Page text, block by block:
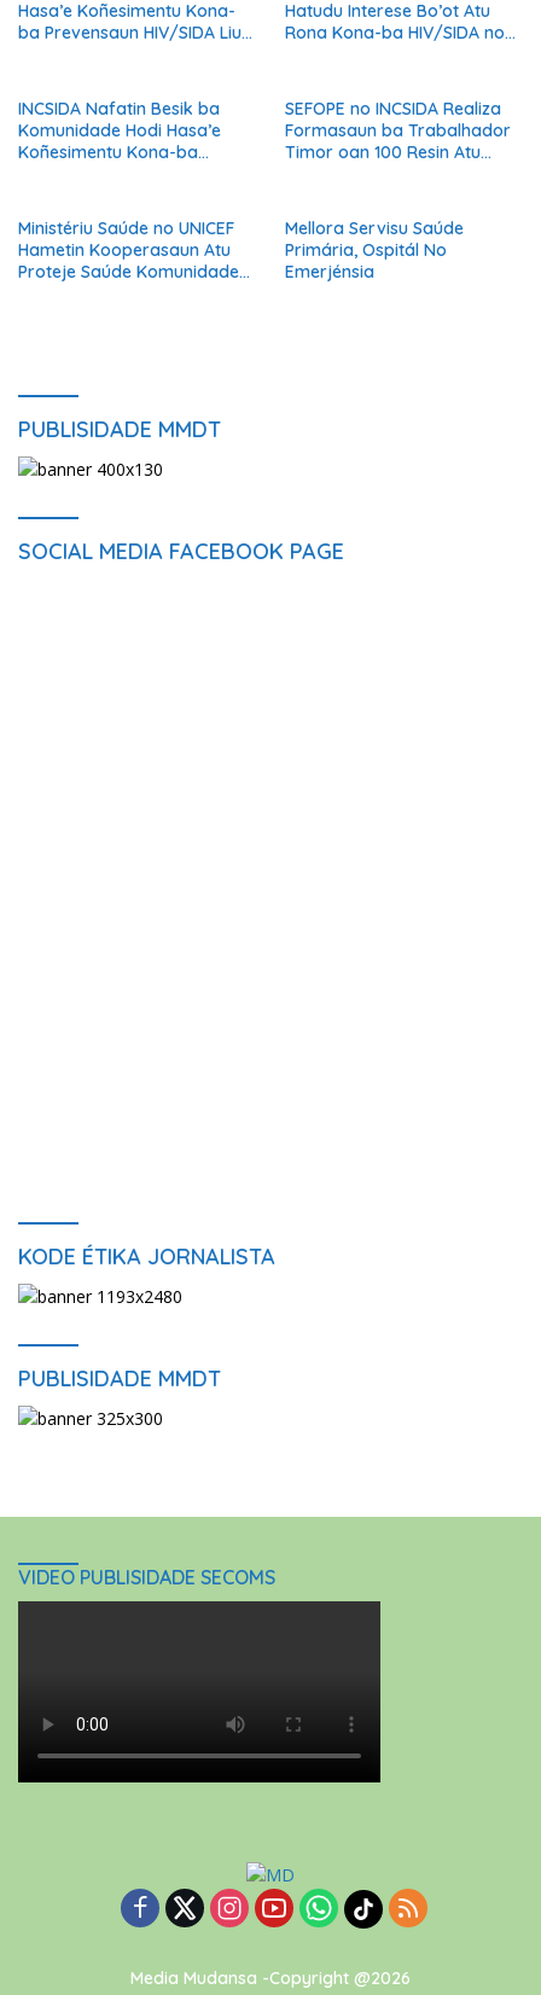
Hasa’e Koñesimentu Kona-
ba Prevensaun HIV/SIDA Liu
Hatudu Interese Bo’ot Atu
Rona Kona-ba HIV/SIDA no
INCSIDA Nafatin Besik ba
Komunidade Hodi Hasa’e
Koñesimentu Kona-ba
SEFOPE no INCSIDA Realiza
Formasaun ba Trabalhador
Timor oan 100 Resin Atu
Ministériu Saúde no UNICEF
Hametin Kooperasaun Atu
Proteje Saúde Komunidade
Mellora Servisu Saúde
Primária, Ospitál No
Emerjénsia
PUBLISIDADE MMDT
SOCIAL MEDIA FACEBOOK PAGE
KODE ÉTIKA JORNALISTA
PUBLISIDADE MMDT
VIDEO PUBLISIDADE SECOMS
Media Mudansa -Copyright @2026